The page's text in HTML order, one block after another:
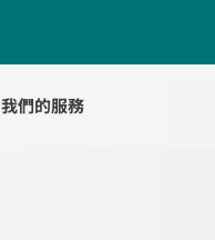
我們的服務